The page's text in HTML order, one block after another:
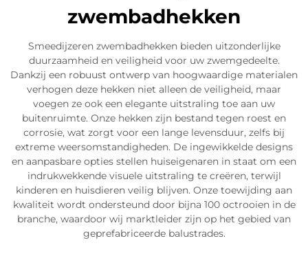
zwembadhekken
Smeedijzeren zwembadhekken bieden uitzonderlijke
duurzaamheid en veiligheid voor uw zwemgedeelte.
Dankzij een robuust ontwerp van hoogwaardige materialen
verhogen deze hekken niet alleen de veiligheid, maar
voegen ze ook een elegante uitstraling toe aan uw
buitenruimte. Onze hekken zijn bestand tegen roest en
corrosie, wat zorgt voor een lange levensduur, zelfs bij
extreme weersomstandigheden. De ingewikkelde designs
en aanpasbare opties stellen huiseigenaren in staat om een
indrukwekkende visuele uitstraling te creëren, terwijl
kinderen en huisdieren veilig blijven. Onze toewijding aan
kwaliteit wordt ondersteund door bijna 100 octrooien in de
branche, waardoor wij marktleider zijn op het gebied van
geprefabriceerde balustrades.